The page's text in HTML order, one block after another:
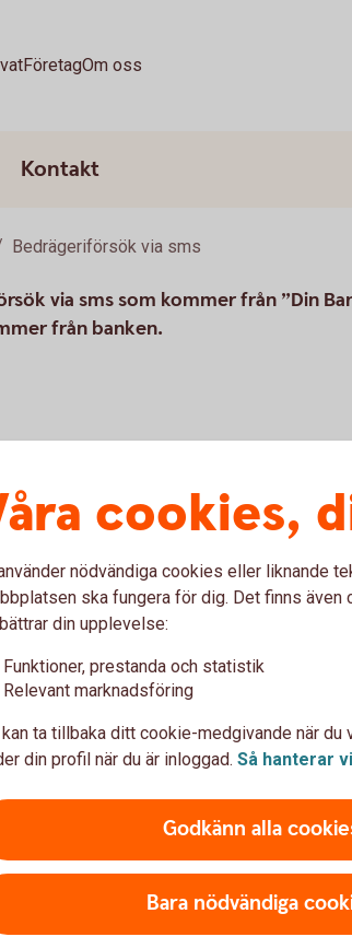
FöretagOm oss
Kontakt
Bedrägeriförsök via sms
via sms som kommer från ”Din
från banken.
kort som börjar med 5168**
ändras varje dag. Dessutom har många av
Mastercard som börjar på just 5168.
via våra vanliga kontaktvägar.
cookies,
nödvändiga cookies eller liknande
ska fungera för dig. Det finns även
din upplevelse:
Funktioner, prestanda och statistik
Relevant marknadsföring
kan ta tillbaka ditt cookie-medgivande när
din profil när du är inloggad. Så hanterar
Godkänn alla
Bara nödvändiga